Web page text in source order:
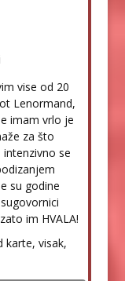
vise od 20
Lenormand,
imam vrlo je
za što
se
su godine
im HVALA!
karte, visak,